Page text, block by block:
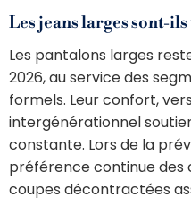
Les jeans larges sont-
Les pantalons larges
2026, au service des
formels. Leur confort,
intergénérationnel
constante. Lors de la
préférence continue des
coupes décontractées